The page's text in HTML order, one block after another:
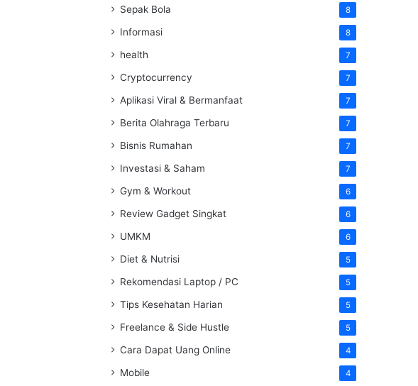
Sepak Bola 8
Informasi 8
health 7
Cryptocurrency 7
Aplikasi Viral & Bermanfaat 7
Berita Olahraga Terbaru 7
Bisnis Rumahan 7
Investasi & Saham 7
Gym & Workout 6
Review Gadget Singkat 6
UMKM 6
Diet & Nutrisi 5
Rekomendasi Laptop / PC 5
Tips Kesehatan Harian 5
Freelance & Side Hustle 5
Cara Dapat Uang Online 4
Mobile 4